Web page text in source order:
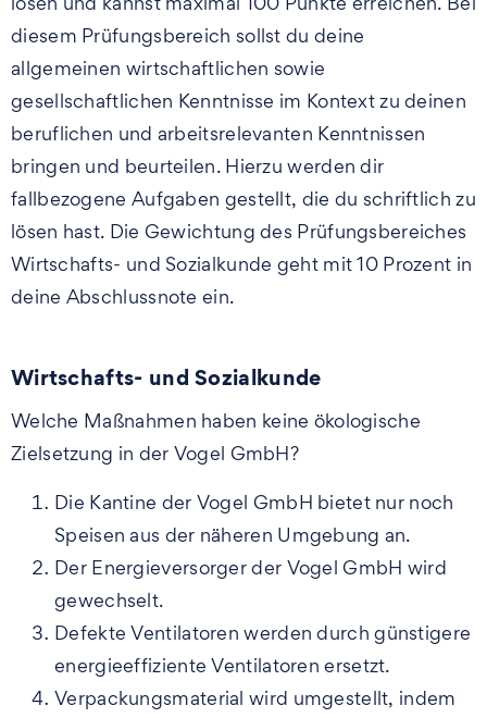
diesem Prüfungsbereich sollst du deine
allgemeinen wirtschaftlichen sowie
gesellschaftlichen Kenntnisse im Kontext zu deinen
beruflichen und arbeitsrelevanten Kenntnissen
bringen und beurteilen. Hierzu werden dir
fallbezogene Aufgaben gestellt, die du schriftlich zu
lösen hast. Die Gewichtung des Prüfungsbereiches
Wirtschafts- und Sozialkunde geht mit 10 Prozent in
deine Abschlussnote ein.
Wirtschafts- und Sozialkunde
Welche Maßnahmen haben keine ökologische
Zielsetzung in der Vogel GmbH?
Die Kantine der Vogel GmbH bietet nur noch
Speisen aus der näheren Umgebung an.
Der Energieversorger der Vogel GmbH wird
gewechselt.
Defekte Ventilatoren werden durch günstigere
energieeffiziente Ventilatoren ersetzt.
Verpackungsmaterial wird umgestellt, indem